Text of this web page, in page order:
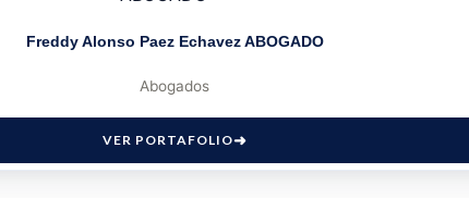
Freddy Alonso Paez Echavez ABOGADO
Abogados
VER PORTAFOLIO